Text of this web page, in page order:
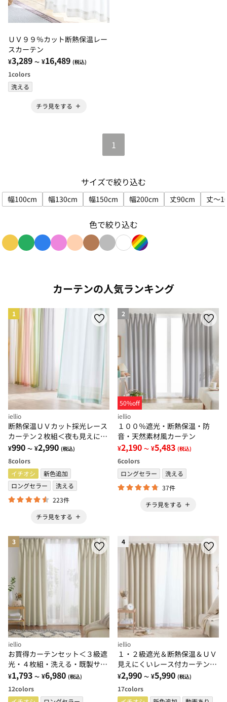
ＵＶ９９％カット断熱保温レー
スカーテン
¥3,289 ～ ¥16,489 (税込)
1colors
洗える
チラ見をする
1
サイズで絞り込む
幅100cm
サイズで絞り込み: 幅100cm
幅130cm
サイズで絞り込み: 幅130cm
幅150cm
サイズで絞り込み: 幅150cm
幅200cm
サイズで絞り込み: 幅
丈90cm
サイズで絞
丈～
色で絞り込む
カーテンの人気ランキング
1
iellio
断熱保温ＵＶカット採光レース
カーテン２枚組＜夜も見えにく
い・透けにくい・省エネ節電＞
¥990 ～ ¥2,990 (税込)
8colors
イチオシ
新色追加
ロングセラー
洗える
223件
チラ見をする
2
50%off
iellio
１００％遮光・断熱保温・防
音・天然素材風カーテン
¥2,190 ～ ¥5,483 (税込)
6colors
ロングセラー
洗える
37件
チラ見をする
3
iellio
お買得カーテンセット＜３級遮
光・４枚組・洗える・既製サイ
ズ・無地＞
¥1,793 ～ ¥6,980 (税込)
12colors
4
iellio
１・２級遮光＆断熱保温＆ＵＶ
見えにくいレース付カーテンセ
ット＜４枚組・遮光１級・洗え
る・無地＞
¥2,990 ～ ¥5,990 (税込)
17colors